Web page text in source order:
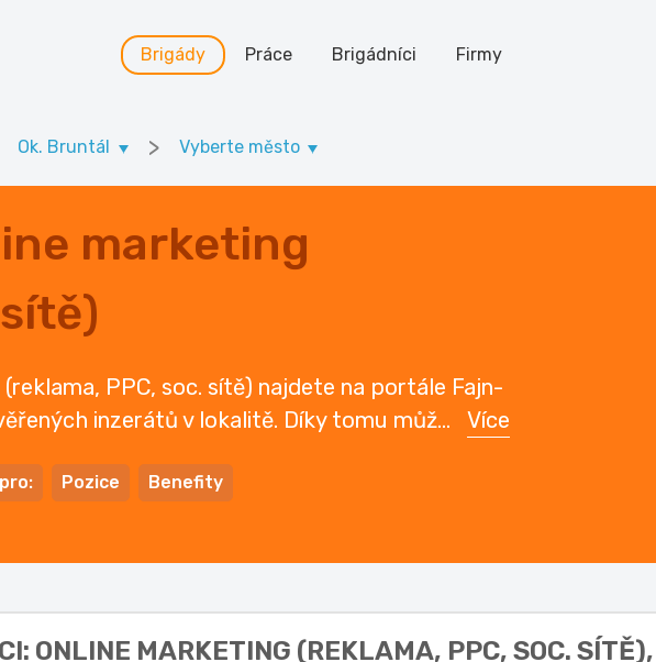
Brigády Práce Brigádníci Firmy
Ok. Bruntál > Vyberte město
marketing
PPC, soc. sítě) najdete na portále Fajn-
inzerátů v lokalitě. Díky tomu můž... Více
Pozice Benefity
ONLINE MARKETING (REKLAMA, PPC, SOC. SÍTĚ),